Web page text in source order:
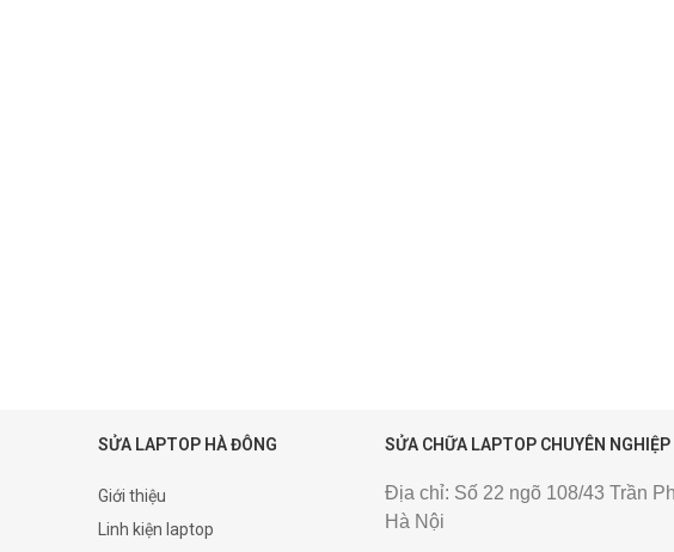
SỬA LAPTOP HÀ ĐÔNG
Giới thiệu
Linh kiện laptop
SỬA CHỮA LAPTOP CHUYÊN NGHIỆP
Địa chỉ: Số 22 ngõ 108/43 Trần
Hà Nội